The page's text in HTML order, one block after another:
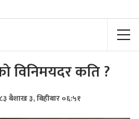
विनिमयदर कति ?
बैशाख ३, बिहीबार ०६:५१